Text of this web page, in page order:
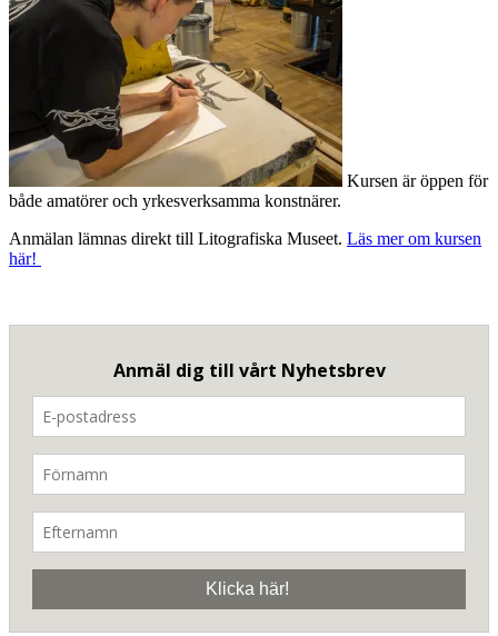
Kursen är öppen för
både amatörer och yrkesverksamma konstnärer.
Anmälan lämnas direkt till Litografiska Museet. Läs mer om kursen
här!